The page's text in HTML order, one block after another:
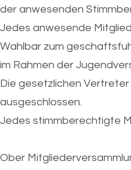
der anwesenden
Jedes anwesende
Wahlbar zum
im Rahmen der
Die gesetzlichen
ausgeschlossen.
Jedes stimmberechtigte
Ober